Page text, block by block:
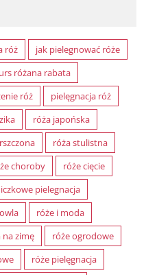
róż
jak pielegnować róże
różana rabata
róż
pielęgnacja róż
róża japońska
róża stulistna
choroby
róże cięcie
pielegnacja
róże i moda
na zimę
róże ogrodowe
róże pielęgnacja